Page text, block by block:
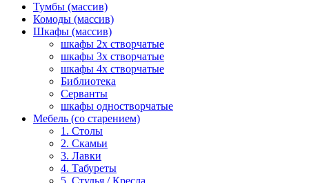
Тумбы (массив)
Комоды (массив)
Шкафы (массив)
шкафы 2х створчатые
шкафы 3х створчатые
шкафы 4х створчатые
Библиотека
Серванты
шкафы одностворчатые
Мебель (со старением)
1. Столы
2. Скамьи
3. Лавки
4. Табуреты
5. Стулья / Кресла